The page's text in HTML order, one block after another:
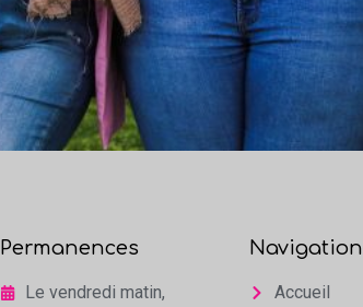
Permanences
Le vendredi matin,
Navigation
Accueil